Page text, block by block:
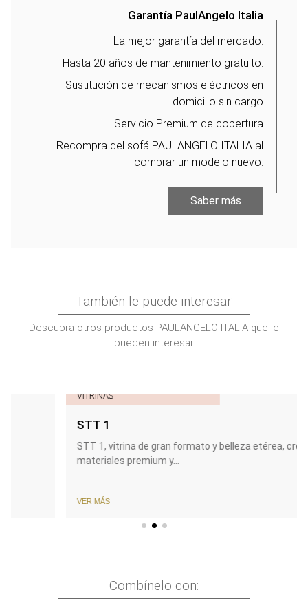
Garantía PaulAngelo Italia
La mejor garantía del mercado.
Hasta 20 años de mantenimiento gratuito.
Sustitución de mecanismos eléctricos en
domicilio sin cargo
Servicio Premium de cobertura
Recompra del sofá PAULANGELO ITALIA al
comprar un modelo nuevo.
Saber más
También le puede interesar
Descubra otros productos PAULANGELO ITALIA que le
pueden interesar
VITRINAS
STT 1
STT 1, vitrina de gran formato y belleza etérea, creada
materiales premium y...
VER MÁS
Combínelo con: